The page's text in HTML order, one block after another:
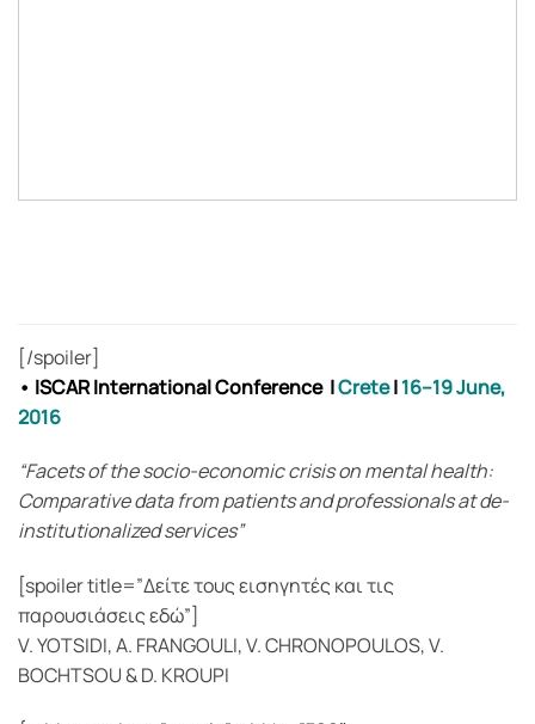
[/spoiler]
• ISCAR International Conference |Crete|16–19 June,
2016
“Facets of the socio-economic crisis on mental health:
Comparative data from patients and professionals at de-
institutionalized services”
[spoiler title=”Δείτε τους εισηγητές και τις
παρουσιάσεις εδώ”]
V. YOTSIDI, A. FRANGOULI, V. CHRONOPOULOS, V.
BOCHTSOU & D. KROUPI